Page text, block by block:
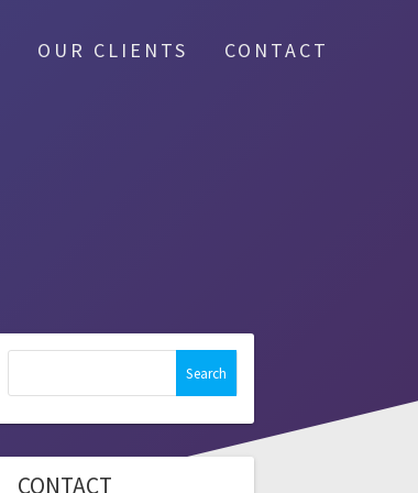
OUR CLIENTS CONTACT
CONTACT